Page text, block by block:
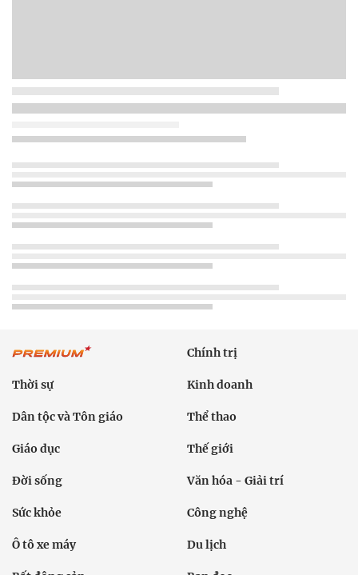
Chính trị
Thời sự Kinh doanh
Dân tộc và Tôn giáo Thể thao
Giáo dục Thế giới
Đời sống Văn hóa - Giải trí
Sức khỏe Công nghệ
Ô tô xe máy Du lịch